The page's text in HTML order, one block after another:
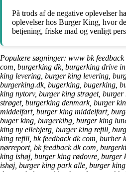
På trods af de negative oplevelser
oplevelser hos Burger King, hvor
betjening, friske mad og venligt
Populære søgninger: www bk
com, burgerking dk, burgerking drive
king levering, burger king levering,
burgerking.dk, bugerking, bugerking,
king nytorv, burger king strøget,
strøget, burgerking denmark, burger
middelfart, burger king middelfart,
buger king, burgerkibg, burger king
king ny ellebjerg, burger king refill,
king refill, bk feedback dk com, burher
nørreport, bk feedback dk com,
king ishøj, burger king rødovre, burger
ishøj, burger king park alle, burger